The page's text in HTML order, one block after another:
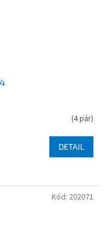
(4 pár)
DETAIL
Kód: 202071